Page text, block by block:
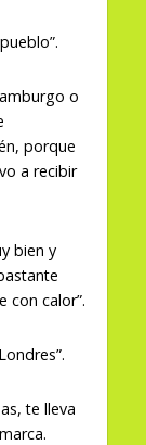
o
porque
a recibir
bien y
con calor”.
te lleva